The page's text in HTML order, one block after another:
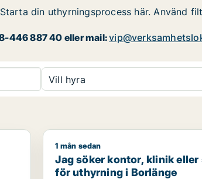
din uthyrningsprocess här.
446 887 40 eller mail:
Vill hyra
Jag söker kontor, klinik eller
1 mån sedan
Jag söker kontor, klinik
för uthyrning i Borlänge